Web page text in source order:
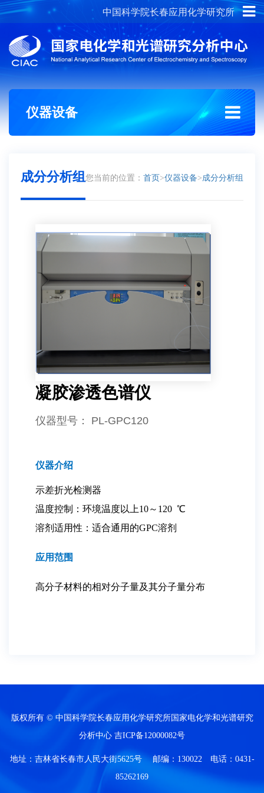
中国科学院长春应用化学研究所
概况介绍 组织架构
仪器设备
成分分析组您当前的位置： 首页>仪器设备>成分分析组
凝胶渗透色谱仪
仪器型号 ： PL-GPC120
仪器介绍
示差折光检测器
温度控制：环境温度以上10～120 ℃
溶剂适用性：适合通用的GPC溶剂
应用范围
高分子材料的相对分子量及其分子量分布
版权所有 © 中国科学院长春应用化学研究所国家电化学和光谱研究
分析中心 吉ICP备12000082号
地址：吉林省长春市人民大街5625号 邮编：130022 电话：0431-
85262169